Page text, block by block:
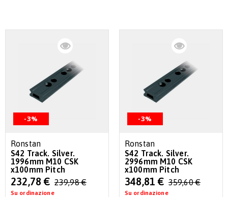
-3%
Ronstan
S42 Track. Silver.
1996mm M10 CSK
x100mm Pitch
Special
Price
232,78 € 239,98 €
Su ordinazione
-3%
Ronstan
S42 Track. Silver.
2996mm M10 CSK
x100mm Pitch
Special
Price
348,81 € 359,60 €
Su ordinazione